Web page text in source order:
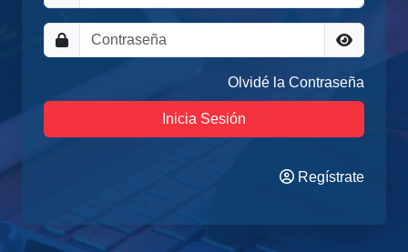
Olvidé la Contraseña
Inicia Sesión
Regístrate